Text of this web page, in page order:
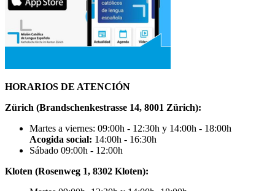
HORARIOS DE ATENCIÓN
Zürich (Brandschenkestrasse 14, 8001 Zürich):
Martes a viernes: 09:00h - 12:30h y 14:00h - 18:00h
Acogida social: 14:00h - 16:30h
Sábado 09:00h - 12:00h
Kloten (Rosenweg 1, 8302 Kloten):